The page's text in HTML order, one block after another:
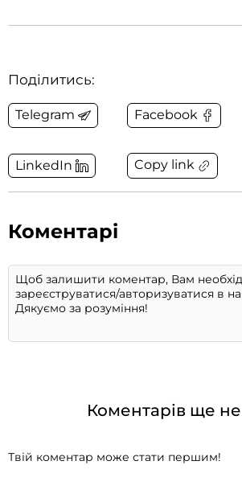
Поділитись:
Telegram Facebook
LinkedIn Copy link
Коментарі
Коментарів ще
Твій коментар може стати першим!